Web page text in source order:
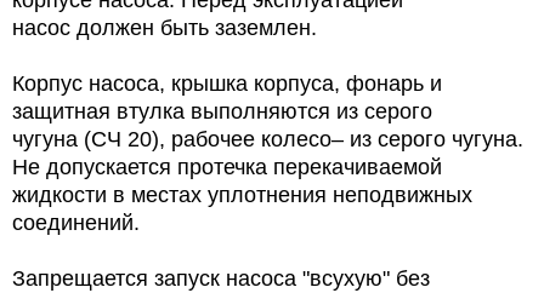
насос должен быть заземлен.
Корпус насоса, крышка корпуса, фонарь и
защитная втулка выполняются из серого
чугуна (CЧ 20), рабочее колесо– из серого чугуна.
Не допускается протечка перекачиваемой
жидкости в местах уплотнения неподвижных
соединений.
Запрещается запуск насоса "всухую" без